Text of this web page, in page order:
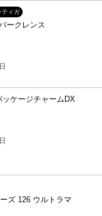
ティガ
ークレンス
ケージチャームDX
ズ 126 ウルトラマ